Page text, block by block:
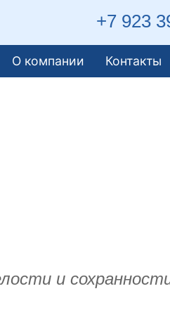
+7 923
О компании Контакты
и